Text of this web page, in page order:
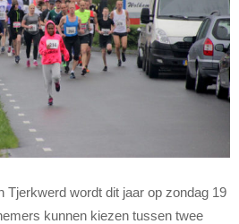
Tjerkwerd wordt dit jaar op zondag 19
kunnen kiezen tussen twee